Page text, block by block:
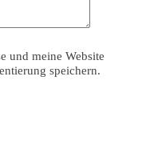
und meine Website
speichern.